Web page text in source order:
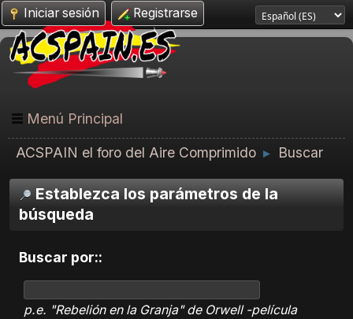
Iniciar sesión Registrarse
Menú Principal
ACSPAIN el foro del Aire Comprimido ► Buscar
Establezca los parámetros de la
búsqueda
Buscar por::
p.e. "Rebelión en la Granja" de Orwell -película